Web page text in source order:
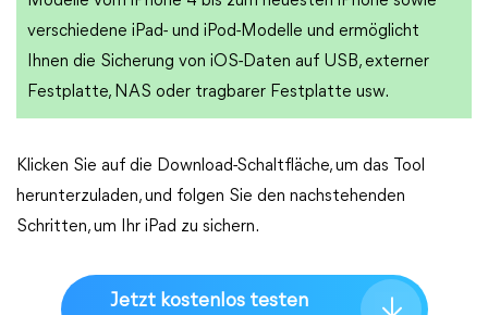
verschiedene iPad- und iPod-Modelle und ermöglicht
Ihnen die Sicherung von iOS-Daten auf USB, externer
Festplatte, NAS oder tragbarer Festplatte usw.
Klicken Sie auf die Download-Schaltfläche, um das Tool
herunterzuladen, und folgen Sie den nachstehenden
Schritten, um Ihr iPad zu sichern.
Jetzt kostenlos testen